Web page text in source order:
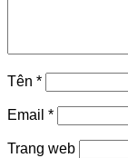
Tên *
Email *
Trang web